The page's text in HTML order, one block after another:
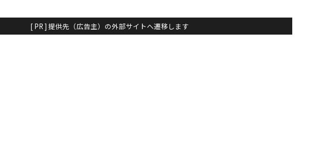
[ PR ] 提供先（広告主）の外部サイトへ遷移します